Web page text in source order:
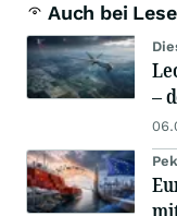
Auch bei
–